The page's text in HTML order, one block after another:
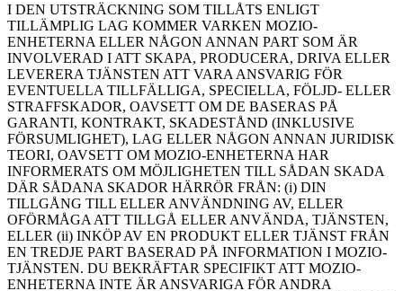
I DEN UTSTRÄCKNING SOM TILLÅTS ENLIGT
TILLÄMPLIG LAG KOMMER VARKEN MOZIO-
ENHETERNA ELLER NÅGON ANNAN PART SOM ÄR
INVOLVERAD I ATT SKAPA, PRODUCERA, DRIVA ELLER
LEVERERA TJÄNSTEN ATT VARA ANSVARIG FÖR
EVENTUELLA TILLFÄLLIGA, SPECIELLA, FÖLJD- ELLER
STRAFFSKADOR, OAVSETT OM DE BASERAS PÅ
GARANTI, KONTRAKT, SKADESTÅND (INKLUSIVE
FÖRSUMLIGHET), LAG ELLER NÅGON ANNAN JURIDISK
TEORI, OAVSETT OM MOZIO-ENHETERNA HAR
INFORMERATS OM MÖJLIGHETEN TILL SÅDAN SKADA
DÄR SÅDANA SKADOR HÄRRÖR FRÅN: (i) DIN
TILLGÅNG TILL ELLER ANVÄNDNING AV, ELLER
OFÖRMÅGA ATT TILLGÅ ELLER ANVÄNDA, TJÄNSTEN,
ELLER (ii) INKÖP AV EN PRODUKT ELLER TJÄNST FRÅN
EN TREDJE PART BASERAD PÅ INFORMATION I MOZIO-
TJÄNSTEN. DU BEKRÄFTAR SPECIFIKT ATT MOZIO-
ENHETERNA INTE ÄR ANSVARIGA FÖR ANDRA